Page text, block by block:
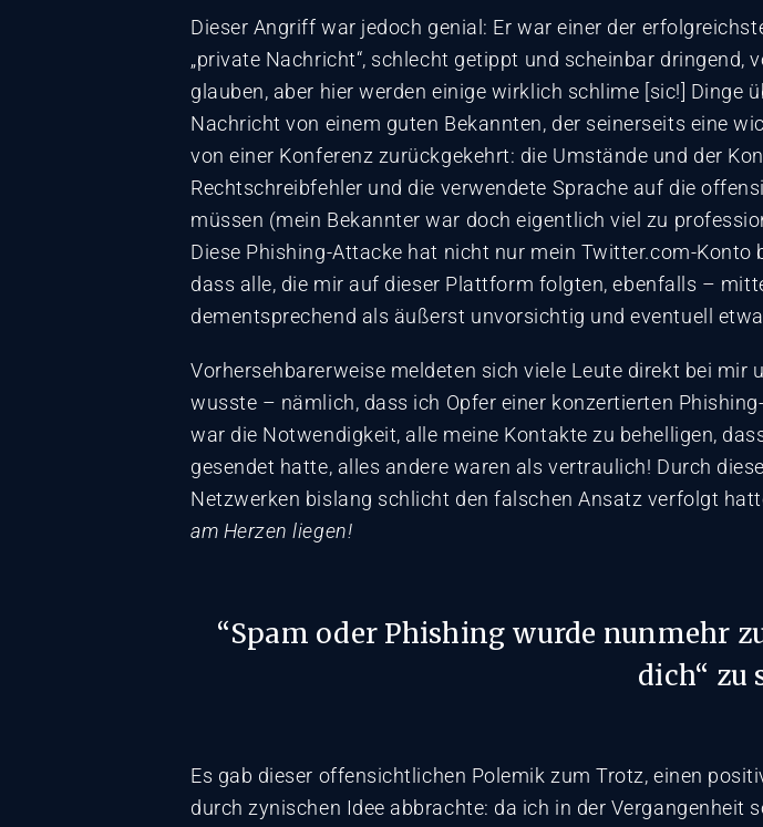
Dieser Angriff war jedoch genial: Er war einer der
„private Nachricht“, schlecht getippt und scheinbar dringend,
glauben, aber hier werden einige wirklich schlime [sic!] Dinge
Nachricht von einem guten Bekannten, der seinerseits eine
von einer Konferenz zurückgekehrt: die Umstände und der
Rechtschreibfehler und die verwendete Sprache auf die
müssen (mein Bekannter war doch eigentlich viel zu
Diese Phishing-Attacke hat nicht nur mein Twitter.com-
dass alle, die mir auf dieser Plattform folgten, ebenfalls –
dementsprechend als äußerst unvorsichtig und eventuell
Vorhersehbarerweise meldeten sich viele Leute direkt bei
wusste – nämlich, dass ich Opfer einer konzertierten
war die Notwendigkeit, alle meine Kontakte zu behelligen,
gesendet hatte, alles andere waren als vertraulich! Durch
Netzwerken bislang schlicht den falschen Ansatz verfolgt
am Herzen liegen!
“Spam oder Phishing wurde nunmehr
dich“ zu
Es gab dieser offensichtlichen Polemik zum Trotz, einen
durch zynischen Idee abbrachte: da ich in der